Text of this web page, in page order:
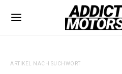
ARTIKEL NACH SUCHWORT